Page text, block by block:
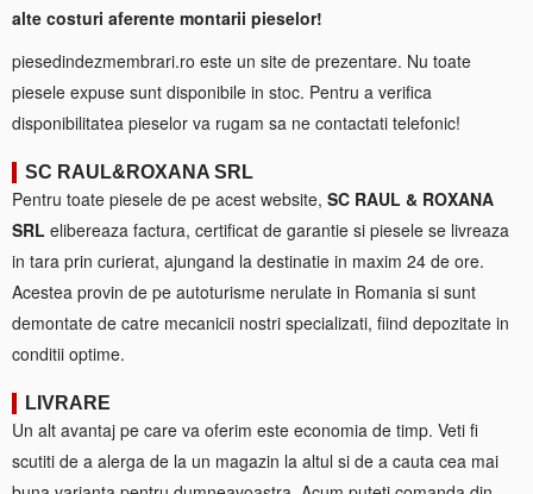
alte costuri aferente montarii pieselor!
piesedindezmembrari.ro este un site de prezentare. Nu toate
piesele expuse sunt disponibile in stoc. Pentru a verifica
disponibilitatea pieselor va rugam sa ne contactati telefonic!
SC RAUL&ROXANA SRL
Pentru toate piesele de pe acest website, SC RAUL & ROXANA
SRL elibereaza factura, certificat de garantie si piesele se livreaza
in tara prin curierat, ajungand la destinatie in maxim 24 de ore.
Acestea provin de pe autoturisme nerulate in Romania si sunt
demontate de catre mecanicii nostri specializati, fiind depozitate in
conditii optime.
LIVRARE
Un alt avantaj pe care va oferim este economia de timp. Veti fi
scutiti de a alerga de la un magazin la altul si de a cauta cea mai